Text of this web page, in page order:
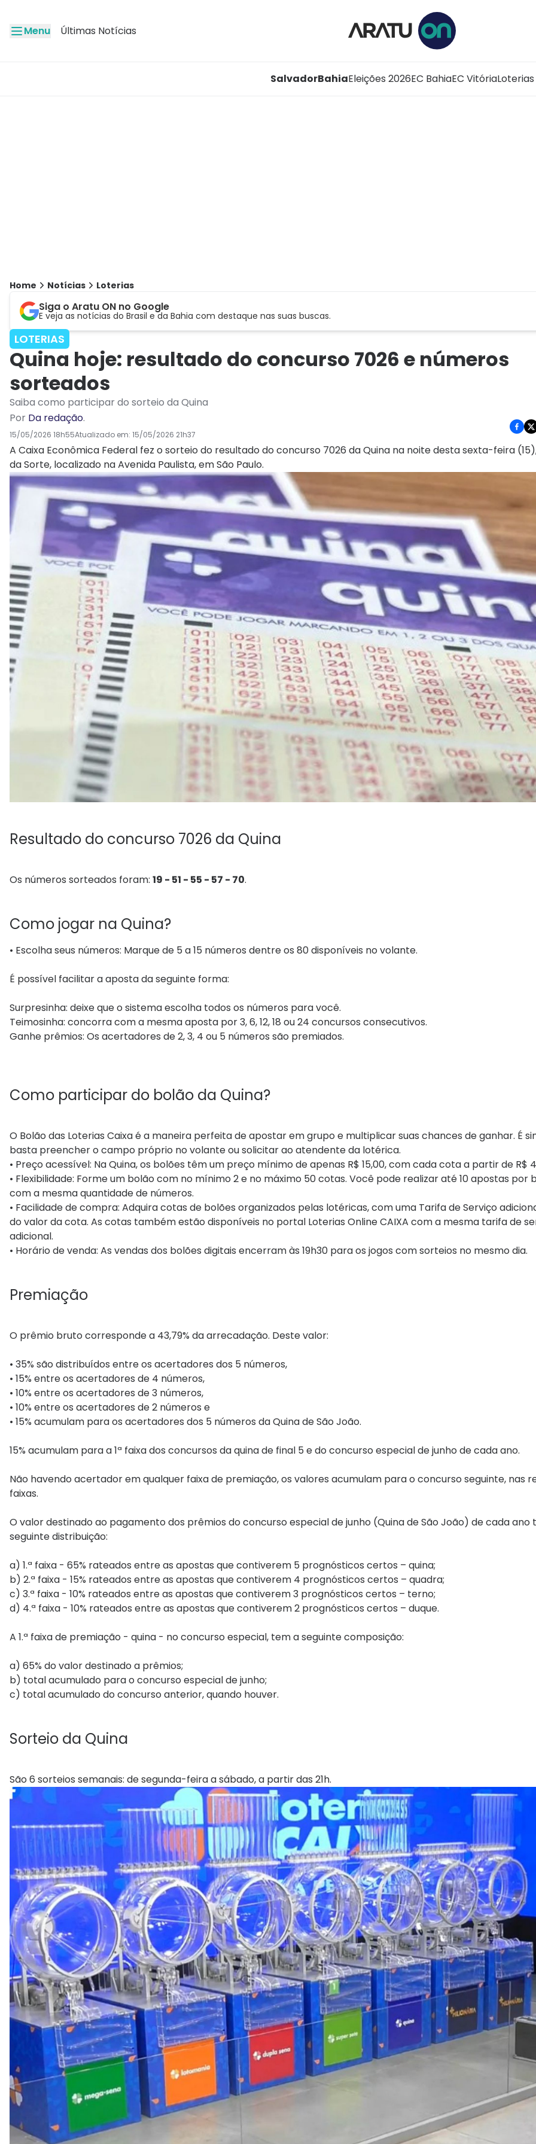
Menu Últimas Notícias
SalvadorBahiaEleições 2026EC BahiaEC VitóriaLoterias
Home Notícias Loterias
Siga o Aratu ON no Google
E veja as notícias do Brasil e da Bahia com destaque nas suas buscas.
LOTERIAS
Quina hoje: resultado do concurso 7026 e números
sorteados
Saiba como participar do sorteio da Quina
Por Da redação.
15/05/2026 18h55Atualizado em: 15/05/2026 21h37
A Caixa Econômica Federal fez o sorteio do resultado do concurso 7026 da Quina na noite desta sexta-feira
da Sorte, localizado na Avenida Paulista, em São Paulo.
Resultado do concurso 7026 da Quina
Os números sorteados foram: 19 - 51 - 55 - 57 - 70.
Como jogar na Quina?
• Escolha seus números: Marque de 5 a 15 números dentre os 80 disponíveis no volante.
É possível facilitar a aposta da seguinte forma:
Surpresinha: deixe que o sistema escolha todos os números para você.
Teimosinha: concorra com a mesma aposta por 3, 6, 12, 18 ou 24 concursos consecutivos.
Ganhe prêmios: Os acertadores de 2, 3, 4 ou 5 números são premiados.​​​​​​​​
Como participar do bolão da Quina?
O Bolão das Loterias Caixa é a maneira perfeita de apostar em grupo e multiplicar suas chances de ganhar. É
basta preencher o campo próprio no volante ou solicitar ao atendente da lotérica.
• Preço acessível: Na Quina, os bolões têm um preço mínimo de apenas R$ 15,00, com cada cota a partir de R$
• Flexibilidade: Forme um bolão com no mínimo 2 e no máximo 50 cotas. Você pode realizar até 10 apostas por
com a mesma quantidade de números.
• Facilidade de compra: Adquira cotas de bolões organizados pelas lotéricas, com uma Tarifa de Serviço
do valor da cota. As cotas também estão disponíveis no portal Loterias Online CAIXA com a mesma tarifa de
adicional.
• Horário de venda: As vendas dos bolões digitais encerram às 19h30 para os jogos com sorteios no mesmo dia.
Premiação
O prêmio bruto corresponde a 43,79% da arrecadação. Deste valor:
• 35% são distribuídos entre os acertadores dos 5 números,
• 15% entre os acertadores de 4 números,
• 10% entre os acertadores de 3 números,
• 10% entre os acertadores de 2 números e
• 15% acumulam para os acertadores dos 5 números da Quina de São João.
15% acumulam para a 1ª faixa dos concursos da quina de final 5 e do concurso especial de junho de cada ano.
Não havendo acertador em qualquer faixa de premiação, os valores acumulam para o concurso seguinte, nas
faixas.
O valor destinado ao pagamento dos prêmios do concurso especial de junho (Quina de São João) de cada ano
seguinte distribuição:
a) 1.ª faixa - 65% rateados entre as apostas que contiverem 5 prognósticos certos – quina;
b) 2.ª faixa - 15% rateados entre as apostas que contiverem 4 prognósticos certos – quadra;
c) 3.ª faixa - 10% rateados entre as apostas que contiverem 3 prognósticos certos – terno;
d) 4.ª faixa - 10% rateados entre as apostas que contiverem 2 prognósticos certos – duque.
A 1.ª faixa de premiação - quina - no concurso especial, tem a seguinte composição:
a) 65% do valor destinado a prêmios;
b) total acumulado para o concurso especial de junho;
c) total acumulado do concurso anterior, quando houver.
Sorteio da Quina
São 6 sorteios semanais: de segunda-feira a sábado, a partir das 21h.